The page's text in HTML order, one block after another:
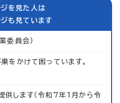
ジを見た人は
も見ています
委員会）
をかけて困っています。
供します（令和7年1月から令